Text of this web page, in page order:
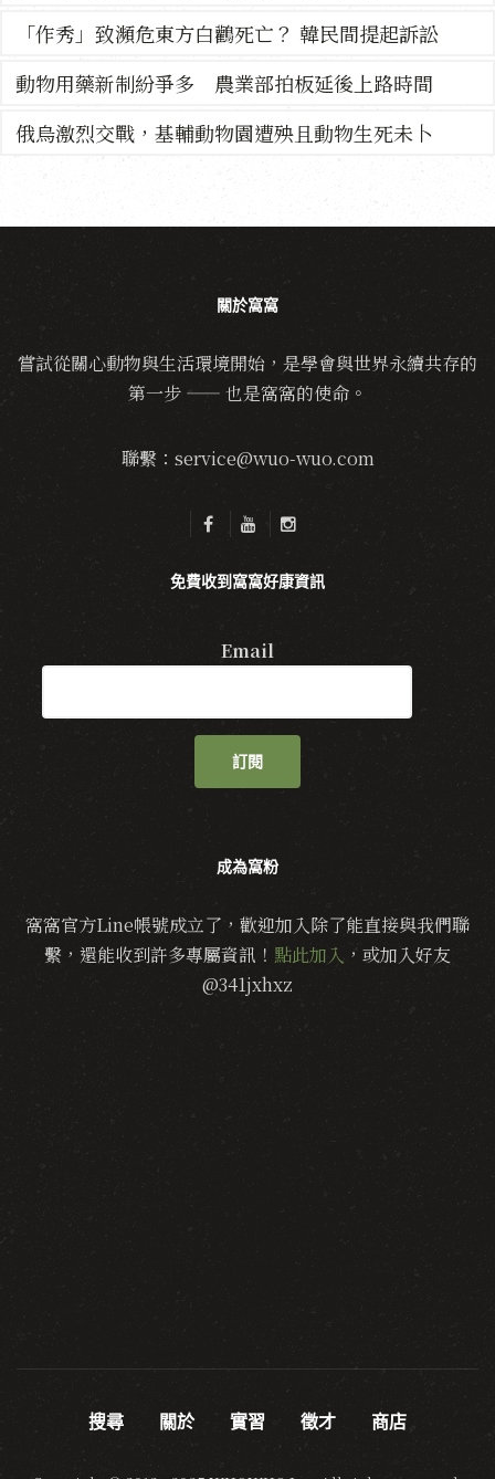
「作秀」致瀕危東方白鸛死亡？ 韓民間提起訴訟
動物用藥新制紛爭多 農業部拍板延後上路時間
俄烏激烈交戰，基輔動物園遭殃且動物生死未卜
關於窩窩
嘗試從關心動物與生活環境開始，是學會與世界永續共存的
第一步 —— 也是窩窩的使命。
聯繫：service@wuo-wuo.com
免費收到窩窩好康資訊
Email
訂閱
成為窩粉
窩窩官方Line帳號成立了，歡迎加入除了能直接與我們聯
繫，還能收到許多專屬資訊！ 點此加入 ，或加入好友
@341jxhxz
搜尋 關於 實習 徵才 商店